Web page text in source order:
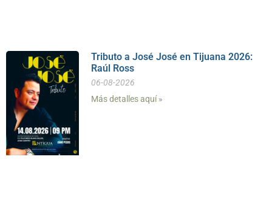
Tributo a José José en Tijuana 2026:
Raúl Ross
06-08-2026
Más detalles aquí »